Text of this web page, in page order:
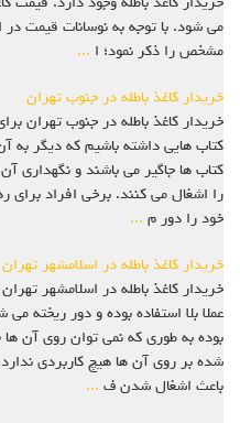
می شود. با توجه به نوسانات قیمت در
مشخص را ذکر نمود؛ ا ...
خریدار کاغذ باطله در جنوب تهران
خریدار کاغذ باطله در جنوب تهران
کتاب هایی داشته باشیم که دیگر به
کتاب ها جاگیر می باشند و نگهداری
را اشغال می کنند. برخی افراد برای
خود را دور م ...
خریدار کاغذ باطله در اسلامشهر تهران
خریدار کاغذ باطله در اسلامشهر
عملا بلا استفاده بوده و دور ریخته
بوده به طوری که نمی توان روی آن
شده بر روی آن ها هیچ کاربردی
باعث اشغال شدن ف ...